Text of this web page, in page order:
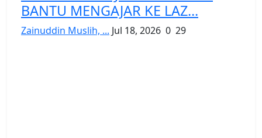
BANTU MENGAJAR KE LAZ...
Zainuddin Muslih, ... Jul 18, 2026 0 29